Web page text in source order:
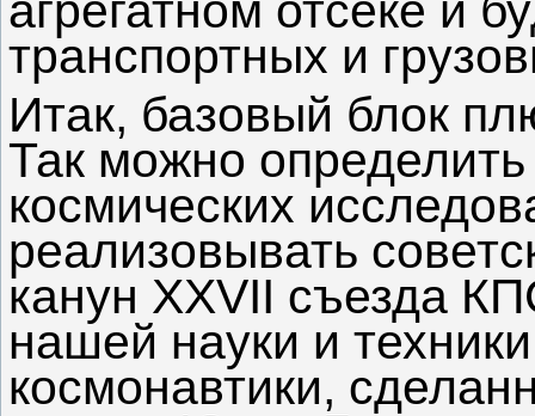
транспортных и
Итак, базовый блок
Так можно
космических
реализовывать
канун XXVII съезда
нашей науки и
космонавтики,